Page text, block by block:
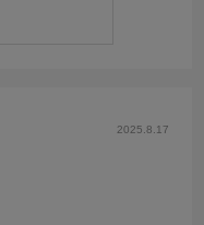
2025.8.17